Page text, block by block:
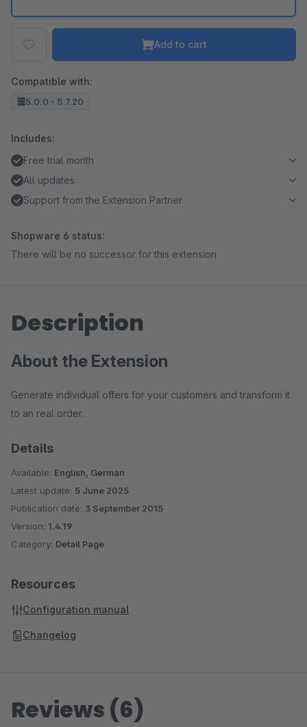
Add to cart
Compatible with:
5.0.0 - 5.7.20
Includes:
Free trial month
All updates
Support from the Extension Partner
Shopware 6 status:
There will be no successor for this extension
Description
About the Extension
Generate individual offers for your customers and transform it
to an real order.
Details
Available: English, German
Latest update: 5 June 2025
Publication date: 3 September 2015
Version: 1.4.19
Category: Detail Page
Resources
Configuration manual
Changelog
Reviews (6)